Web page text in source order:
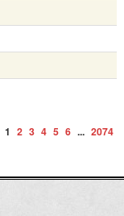
1 2 3 4 5 6 ... 2074